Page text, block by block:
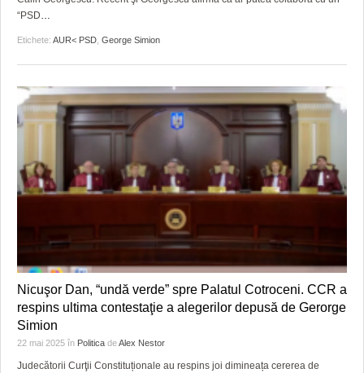
“PSD…
Etichete: AUR< PSD George Simion
Nicuşor Dan, “undă verde” spre Palatul Cotroceni. CCR a
respins ultima contestaţie a alegerilor depusă de Gerorge
Simion
22 mai 2025 în Politica deAlex Nestor
Judecătorii Curţii Constituționale au respins joi dimineața cererea de